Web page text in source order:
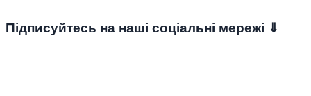
Підписуйтесь на наші соціальні мережі ⇓